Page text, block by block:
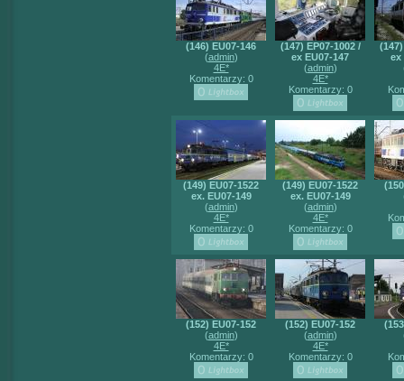
(146) EU07-146
(admin)
4E*
Komentarzy: 0
(147) EP07-1002 /
ex EU07-147
(admin)
4E*
Komentarzy: 0
ex
(149) EU07-1522
ex. EU07-149
(admin)
4E*
Komentarzy: 0
(149) EU07-1522
ex. EU07-149
(admin)
4E*
Komentarzy: 0
(152) EU07-152
(admin)
4E*
Komentarzy: 0
(152) EU07-152
(admin)
4E*
Komentarzy: 0